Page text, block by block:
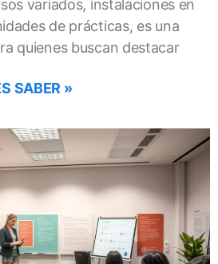
variados, instalaciones en
de prácticas, es una
quienes buscan destacar
SABER »